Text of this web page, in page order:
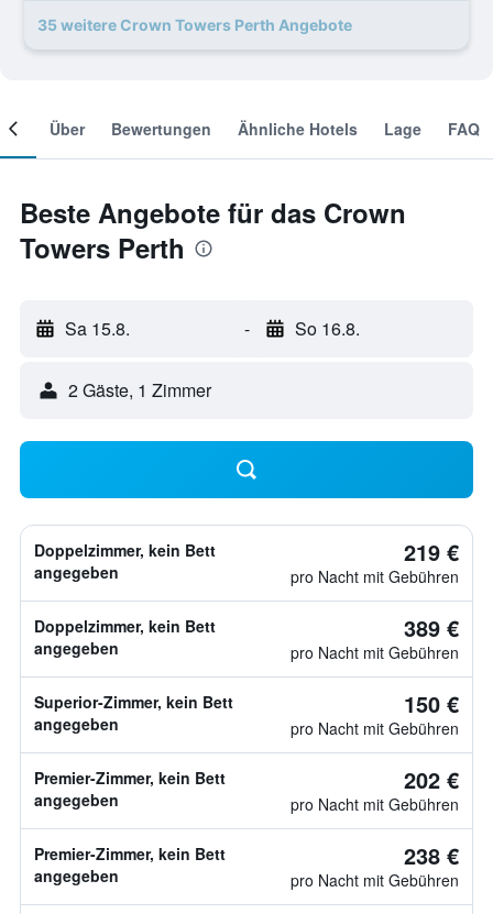
35 weitere Crown Towers Perth Angebote
Über Bewertungen Ähnliche Hotels Lage FAQ
Beste Angebote für das Crown
Towers Perth
Sa 15.8. - So 16.8.
2 Gäste, 1 Zimmer
Doppelzimmer, kein Bett
angegeben
219 €
pro Nacht mit Gebühren
Doppelzimmer, kein Bett
angegeben
389 €
pro Nacht mit Gebühren
Superior-Zimmer, kein Bett
angegeben
150 €
pro Nacht mit Gebühren
Premier-Zimmer, kein Bett
angegeben
202 €
pro Nacht mit Gebühren
Premier-Zimmer, kein Bett
angegeben
238 €
pro Nacht mit Gebühren